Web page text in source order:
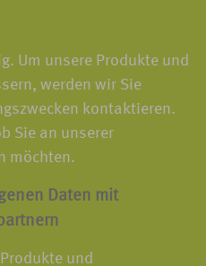
Um unsere Produkte und
werden wir Sie
kontaktieren.
Sie an unserer
möchten.
Daten mit
und